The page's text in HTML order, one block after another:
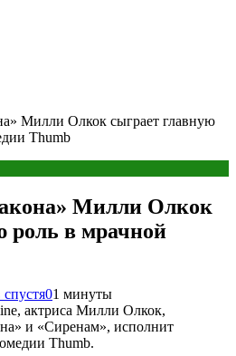
Милли Олкок сыграет главную
Thumb
Милли Олкок
роль в мрачной
спустя01 минуты
актриса Милли Олкок,
и «Сиренам», исполнит
Thumb.